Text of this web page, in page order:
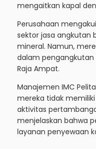
mengaitkan kapal
Perusahaan
sektor jasa angkutan
mineral. Namun,
dalam pengangkutan
Raja Ampat.
Manajemen IMC
mereka tidak
aktivitas
menjelaskan bahwa
layanan penyewaan